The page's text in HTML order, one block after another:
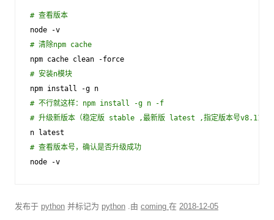
# 查看版本
node
-v
# 清除npm cache
npm cache clean -force
# 安装n模块
npm install -g n
# 不行就这样：npm install -g n -f
# 升级新版本（稳定版 stable ,最新版 latest ,指定版本号v8.11.1
n
latest
# 查看版本号，确认是否升级成功
node
-v
发布于 python 并标记为 python .由 coming 在 2018-12-05